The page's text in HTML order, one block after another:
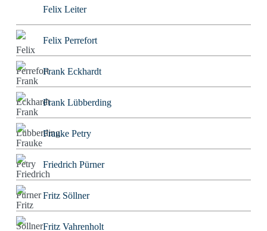
Felix Leiter
Felix Perrefort
Frank Eckhardt
Frank Lübberding
Frauke Petry
Friedrich Pürner
Fritz Söllner
Fritz Vahrenholt